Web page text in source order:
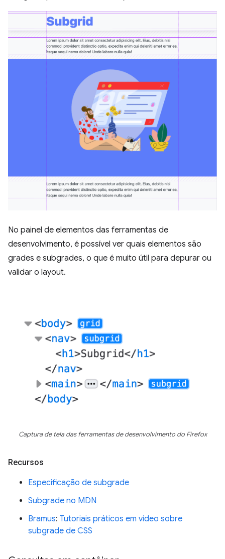
No painel de elementos das ferramentas de
desenvolvimento, é possível ver quais elementos são
grades e subgrades, o que é muito útil para depurar ou
validar o layout.
Captura de tela das ferramentas de desenvolvimento do Firefox
Recursos
Especificação de subgrade
Subgrade no MDN
Bramus: Tutoriais práticos em vídeo sobre
subgrade de CSS